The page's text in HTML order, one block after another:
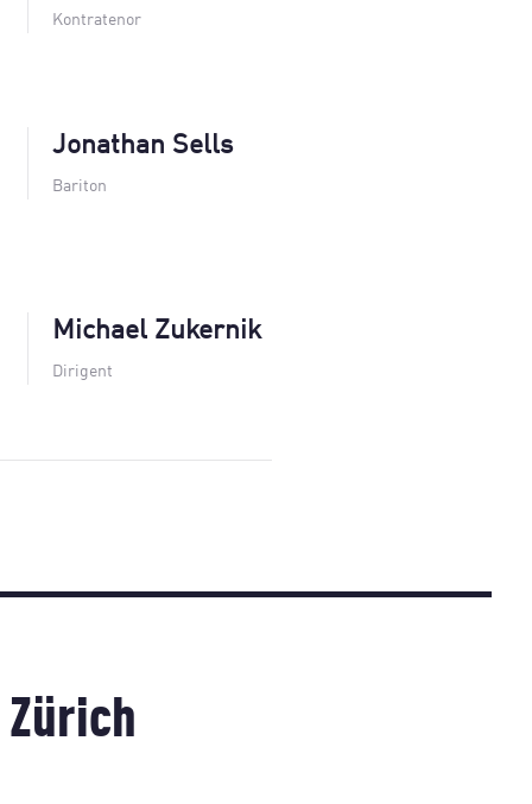
Kontratenor
Jonathan Sells
Bariton
Michael Zukernik
Dirigent